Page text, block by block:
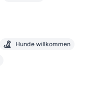
Hunde willkommen